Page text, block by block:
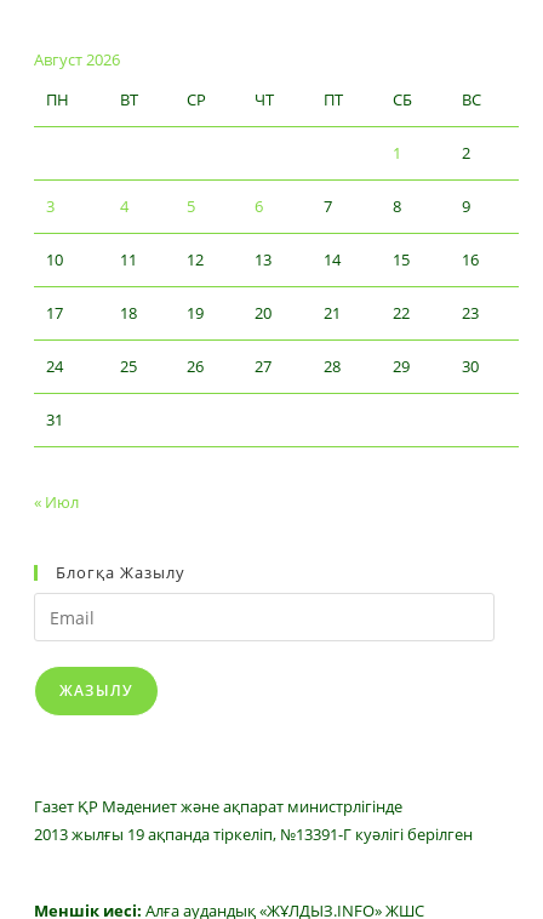
Август 2026
ПН
ВТ СР ЧТ ПТ СБ ВС
1 2
3 4 5 6 7 8 9
10 11 12 13 14 15 16
17 18 19 20 21 22 23
24 25 26 27 28 29 30
31
« Июл
Блогқа Жазылу
Email
ЖАЗЫЛУ
Газет ҚР Мәдениет және ақпарат министрлігінде
2013 жылғы 19 ақпанда тіркеліп, №13391-Г куәлігі берілген
Меншік иесі: Алға аудандық «ЖҰЛДЫЗ.INFO» ЖШС